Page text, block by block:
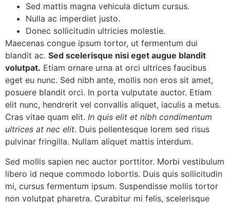
Sed mattis magna vehicula dictum cursus.
Nulla ac imperdiet justo.
Donec sollicitudin ultricies molestie.
Maecenas congue ipsum tortor, ut fermentum dui
blandit ac. Sed scelerisque nisi eget augue blandit
volutpat. Etiam ornare urna at orci ultrices faucibus
eget eu nunc. Sed nibh ante, mollis non eros sit amet,
posuere blandit orci. In porta vulputate auctor. Etiam
elit nunc, hendrerit vel convallis aliquet, iaculis a metus.
Cras vitae quam elit. In quis elit et nibh condimentum
ultrices at nec elit. Duis pellentesque lorem sed risus
pulvinar fringilla. Nullam aliquet mattis interdum.
Sed mollis sapien nec auctor porttitor. Morbi vestibulum
libero id neque commodo lobortis. Duis quis sollicitudin
mi, cursus fermentum ipsum. Suspendisse mollis tortor
non volutpat pharetra. Curabitur mi felis, scelerisque